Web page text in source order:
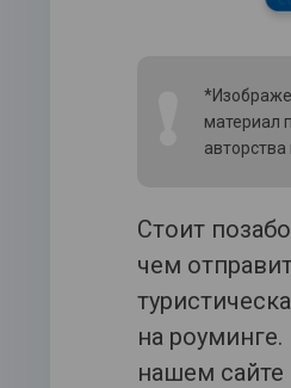
материал
Стоит
чем
на
нашем сайте